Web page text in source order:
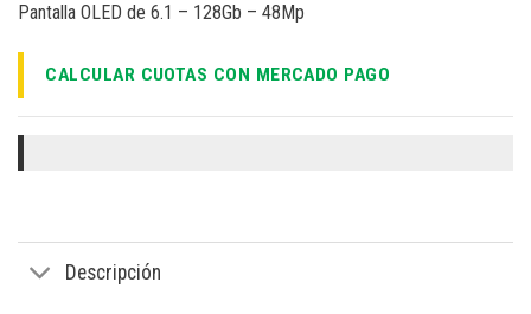
Pantalla OLED de 6.1 – 128Gb – 48Mp
CALCULAR CUOTAS CON MERCADO PAGO
Descripción